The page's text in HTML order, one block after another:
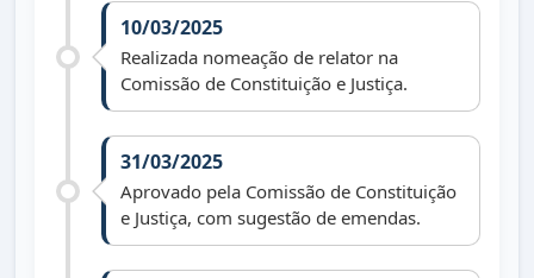
10/03/2025
Realizada nomeação de relator na
Comissão de Constituição e Justiça.
31/03/2025
Aprovado pela Comissão de Constituição
e Justiça, com sugestão de emendas.